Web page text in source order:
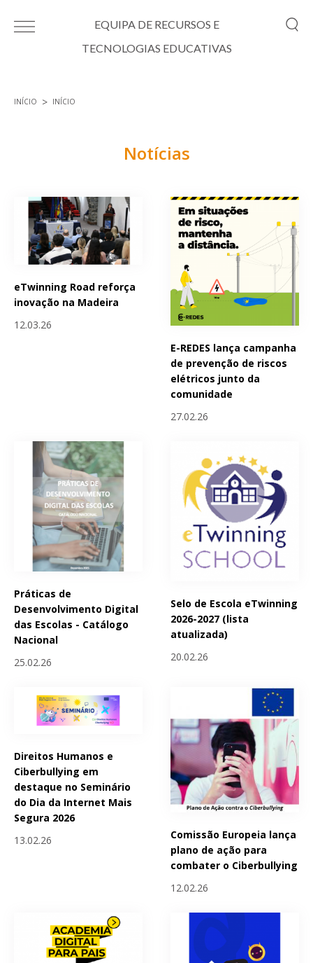
EQUIPA DE RECURSOS E
TECNOLOGIAS EDUCATIVAS
INÍCIO INÍCIO
Notícias
eTwinning Road reforça
inovação na Madeira
12.03.26
E-REDES lança campanha
de prevenção de riscos
elétricos junto da
comunidade
27.02.26
Práticas de
Desenvolvimento Digital
das Escolas - Catálogo
Nacional
25.02.26
Selo de Escola eTwinning
2026-2027 (lista
atualizada)
20.02.26
Direitos Humanos e
Ciberbullying em
destaque no Seminário
do Dia da Internet Mais
Segura 2026
13.02.26
Comissão Europeia lança
plano de ação para
combater o Ciberbullying
12.02.26
Páginas